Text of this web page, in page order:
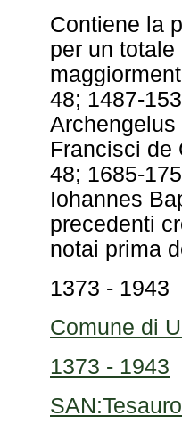
notai prima
1373 - 1943
Comune di
1373 - 1943